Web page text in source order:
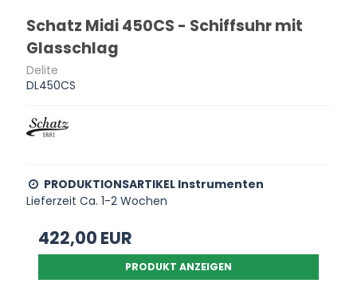
Schatz Midi 450CS - Schiffsuhr mit
Glasschlag
Delite
DL450CS
PRODUKTIONSARTIKEL Instrumenten
Lieferzeit Ca. 1-2 Wochen
422,00 EUR
PRODUKT ANZEIGEN